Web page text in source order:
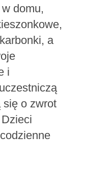
domu,
a
i
się o zwrot